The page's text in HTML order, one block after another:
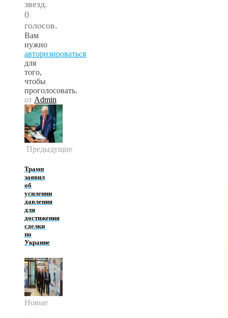
звезд.
0
голосов.
Вам
нужно
авторизироваться
для
того,
чтобы
проголосовать.
от Admin
Предыдущие
Трамп
заявил
об
усилении
давления
для
достижения
сделки
по
Украине
Новые